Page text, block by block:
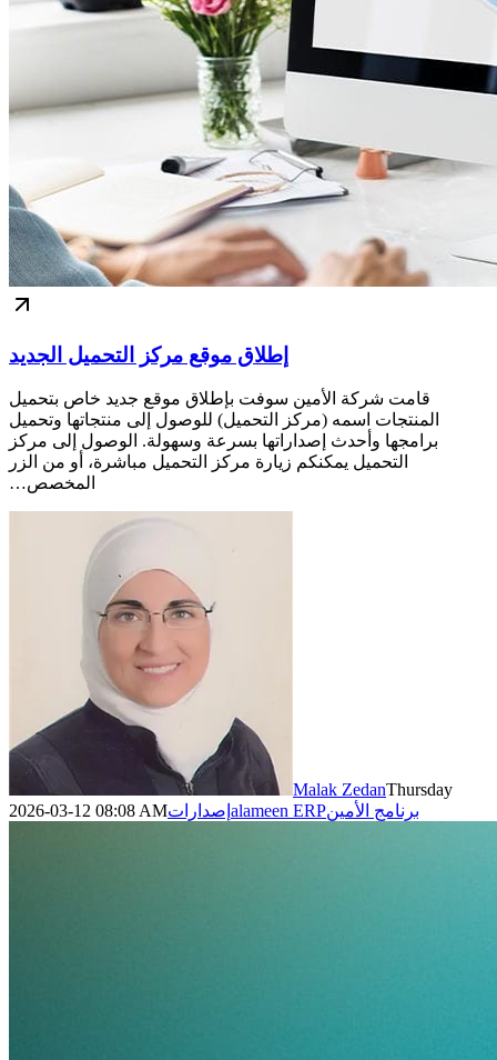
إطلاق موقع مركز التحميل الجديد
قامت شركة الأمين سوفت بإطلاق موقع جديد خاص بتحميل
المنتجات اسمه (مركز التحميل) للوصول إلى منتجاتها وتحميل
برامجها وأحدث إصداراتها بسرعة وسهولة. الوصول إلى مركز
التحميل يمكنكم زيارة مركز التحميل مباشرة، أو من الزر
المخصص…
Malak ZedanThursday
2026-03-12 08:08 AMإصدارات alameen ERPبرنامج الأمين